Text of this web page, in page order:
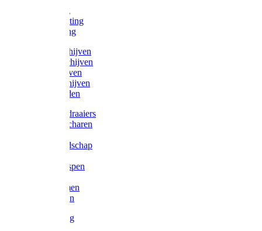
Voetketting
Scheepsketting
Victorketting
Afbraamschijven
Doorslijpschijven
Lamelschijven
Diamantschijven
Laselektroden
Schroevendraaiers
Tangen / Scharen
Meetgereedschap
Vijlen / Raspen
Lijmklemmen
Waterpassen
Bouwbeslag